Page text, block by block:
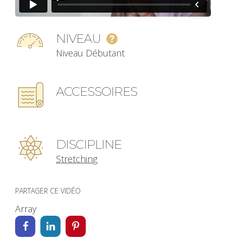
NIVEAU
Niveau Débutant
ACCESSOIRES
DISCIPLINE
Stretching
PARTAGER CE VIDÉO
Array